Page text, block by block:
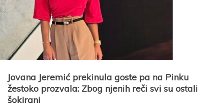
Jovana Jeremić prekinula goste pa na Pinku
žestoko prozvala: Zbog njenih reči svi su ostali
šokirani